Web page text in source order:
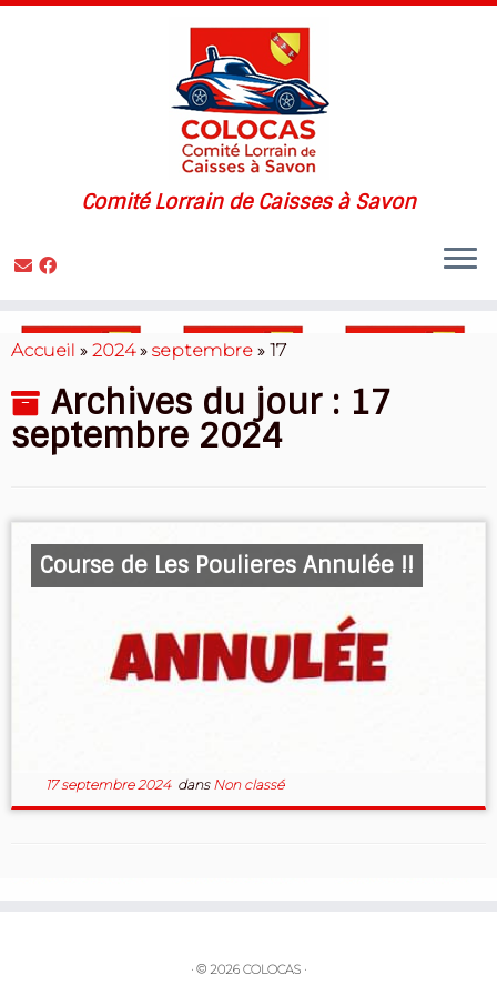
Skip
to
Comité Lorrain de Caisses à Savon
Accueil » 2024 » septembre » 17
Archives du jour : 17
septembre 2024
Course de Les Poulieres Annulée !!
17 septembre 2024dans Non classé
· © 2026 COLOCAS ·